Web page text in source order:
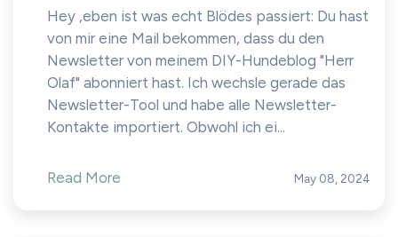
Hey ,eben ist was echt Blödes passiert: Du hast
von mir eine Mail bekommen, dass du den
Newsletter von meinem DIY-Hundeblog "Herr
Olaf" abonniert hast. Ich wechsle gerade das
Newsletter-Tool und habe alle Newsletter-
Kontakte importiert. Obwohl ich ei...
Read More May 08, 2024